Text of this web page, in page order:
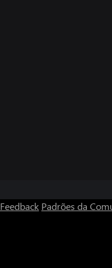
Feedback Padrões da